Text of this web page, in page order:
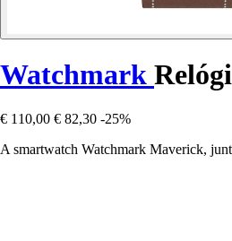
Watchmark
€ 110,00 € 82,30 -25%
A smartwatch Watchmark Maverick,